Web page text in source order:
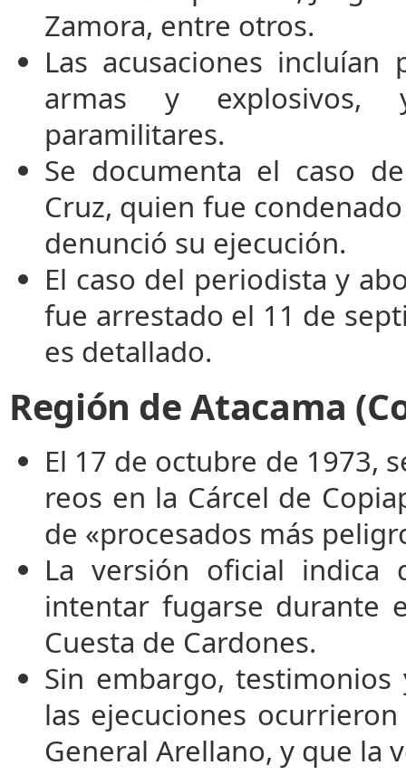
Zamora, entre otros.
Las acusaciones
armas y explosivos,
paramilitares.
Se documenta el caso
Cruz, quien fue
denunció su ejecución.
El caso del periodista y
fue arrestado el 11 de
es detallado.
Región de Atacama
El 17 de octubre de 1973,
reos en la Cárcel de
de «procesados más
La versión oficial indica
intentar fugarse durante
Cuesta de Cardones.
Sin embargo,
las ejecuciones
General Arellano, y que la